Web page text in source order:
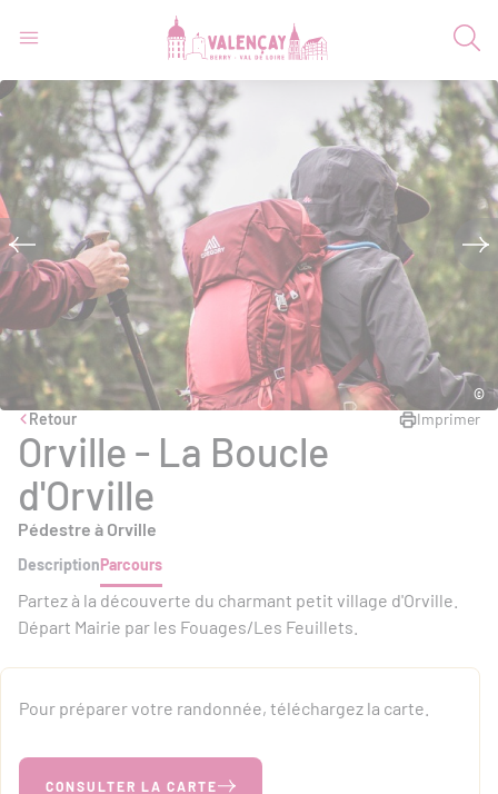
©
Retour Imprimer
Orville - La Boucle
d'Orville
Pédestre à Orville
DescriptionParcours
Partez à la découverte du charmant petit village d'Orville.
Départ Mairie par les Fouages/Les Feuillets.
Pour préparer votre randonnée, téléchargez la carte.
CONSULTER LA CARTE